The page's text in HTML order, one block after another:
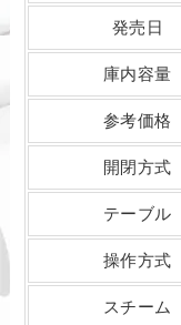
発売日
庫内容量
参考価格
開閉方式
テーブル
操作方式
スチーム